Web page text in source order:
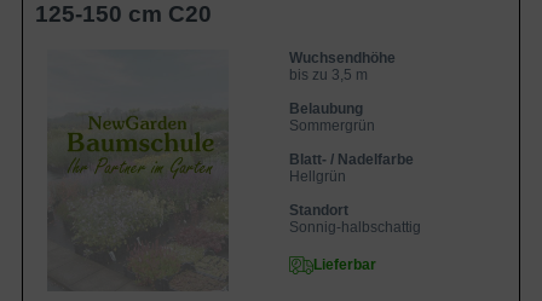
125-150 cm C20
Wuchsendhöhe
bis zu 3,5 m
Belaubung
Sommergrün
Blatt- / Nadelfarbe
Hellgrün
Standort
Sonnig-halbschattig
Lieferbar